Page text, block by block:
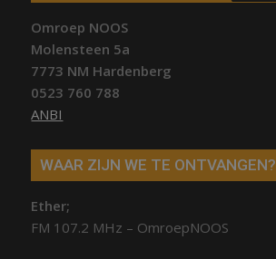
Omroep NOOS
Molensteen 5a
7773 NM Hardenberg
0523 760 788
ANBI
WAAR ZIJN WE TE ONTVANGEN?
Ether;
FM 107.2 MHz – OmroepNOOS